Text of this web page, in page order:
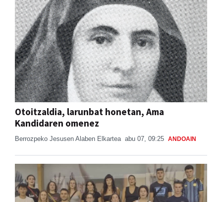
Otoitzaldia, larunbat honetan, Ama
Kandidaren omenez
Berrozpeko Jesusen Alaben Elkartea abu 07, 09:25 ANDOAIN